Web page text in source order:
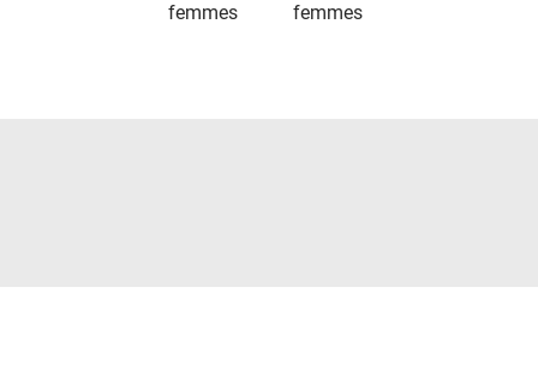
femmes
femmes